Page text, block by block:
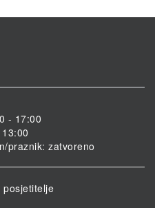
- 17:00
praznik: zatvoreno
posjetitelje